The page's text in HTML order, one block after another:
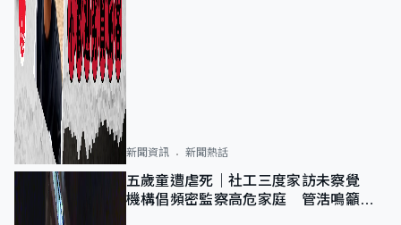
新聞資訊 新聞熱話
五歲童遭虐死｜社工三度家訪未察覺
機構倡頻密監察高危家庭 管浩鳴籲加